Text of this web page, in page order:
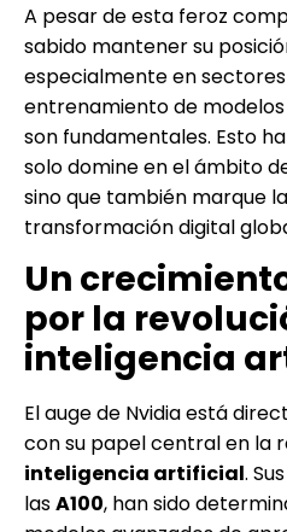
A pesar de esta feroz
sabido mantener su
especialmente en
entrenamiento de modelos
son fundamentales. Esto
solo domine en el ámbito
sino que también marque
transformación digital
Un
por la
inteligencia
El auge de Nvidia está
con su papel central en la
inteligencia artificial.
lasA100, han sido